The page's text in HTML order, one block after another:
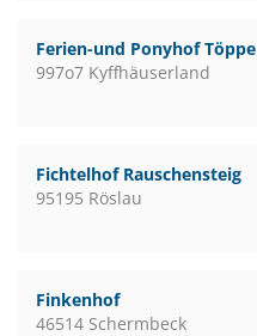
Ferien-und Ponyhof Töppe
997o7 Kyffhäuserland
Fichtelhof Rauschensteig
95195 Röslau
Finkenhof
46514 Schermbeck